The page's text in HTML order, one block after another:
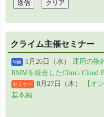
クライム主催セミナー
Web 8月26日（水） 運用の複
RMMを統合したClimb Cloud
セミナー 8月27日（木）
【オ
基本編